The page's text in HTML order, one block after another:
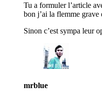
Tu a formuler l’article
bon j’ai la flemme grave
Sinon c’est sympa leur
mrblue